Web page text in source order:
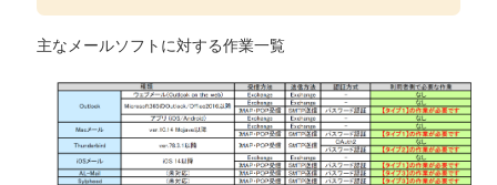
主なメールソフトに対する作業一覧